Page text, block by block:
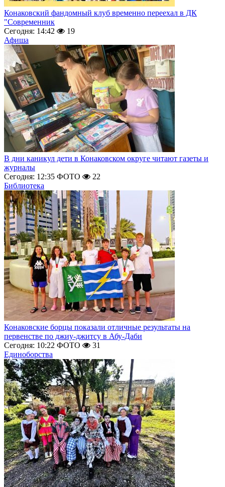
Конаковский фандомный клуб временно переехал в ДК
"Современник
Сегодня: 14:42
19
Афиша
В дни каникул дети в Конаковском округе читают газеты и
журналы
Сегодня: 12:35 ФОТО
22
Библиотека
Конаковские борцы показали отличные результаты на
первенстве по джиу-джитсу в Абу-Даби
Сегодня: 10:22 ФОТО
31
Единоборства